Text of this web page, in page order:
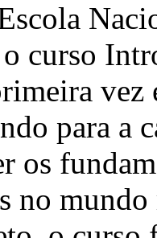
curso
vez
para a
os
no